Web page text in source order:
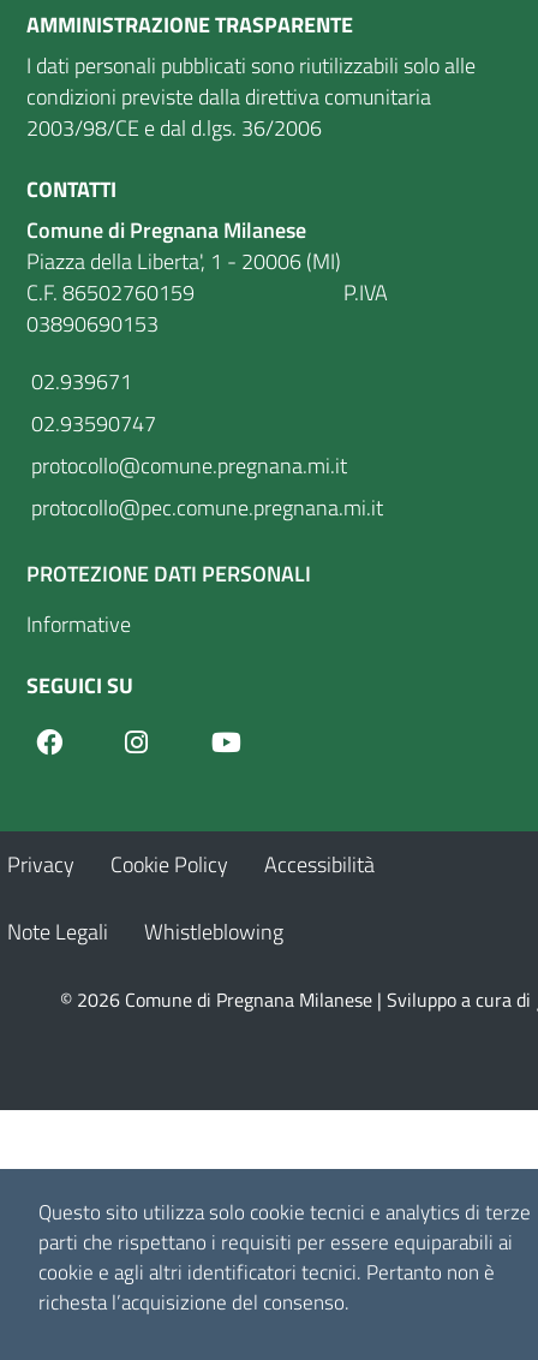
Questo sito utilizza solo cookie tecnici e analytics di terze
parti che rispettano i requisiti per essere equiparabili ai
cookie e agli altri identificatori tecnici. Pertanto non è
richesta l’acquisizione del consenso.
AMMINISTRAZIONE TRASPARENTE
I dati personali pubblicati sono riutilizzabili solo alle
condizioni previste dalla direttiva comunitaria
2003/98/CE e dal d.lgs. 36/2006
CONTATTI
Comune di Pregnana Milanese
Piazza della Liberta', 1 - 20006 (MI)
C.F. 86502760159 P.IVA
03890690153
02.939671
02.93590747
protocollo@comune.pregnana.mi.it
protocollo@pec.comune.pregnana.mi.it
PROTEZIONE DATI PERSONALI
Informative
SEGUICI SU
FacebookInstagram
Privacy Cookie Policy Accessibilità
Note Legali Whistleblowing
© 2026 Comune di Pregnana Milanese | Sviluppo a cura di